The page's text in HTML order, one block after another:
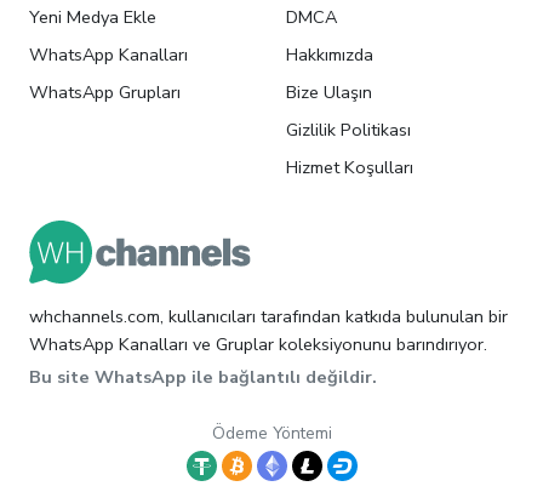
Yeni Medya Ekle
WhatsApp Kanalları
WhatsApp Grupları
DMCA
Hakkımızda
Bize Ulaşın
Gizlilik Politikası
Hizmet Koşulları
whchannels.com, kullanıcıları tarafından katkıda bulunulan bir
WhatsApp Kanalları ve Gruplar koleksiyonunu barındırıyor.
Bu site WhatsApp ile bağlantılı değildir.
Ödeme Yöntemi